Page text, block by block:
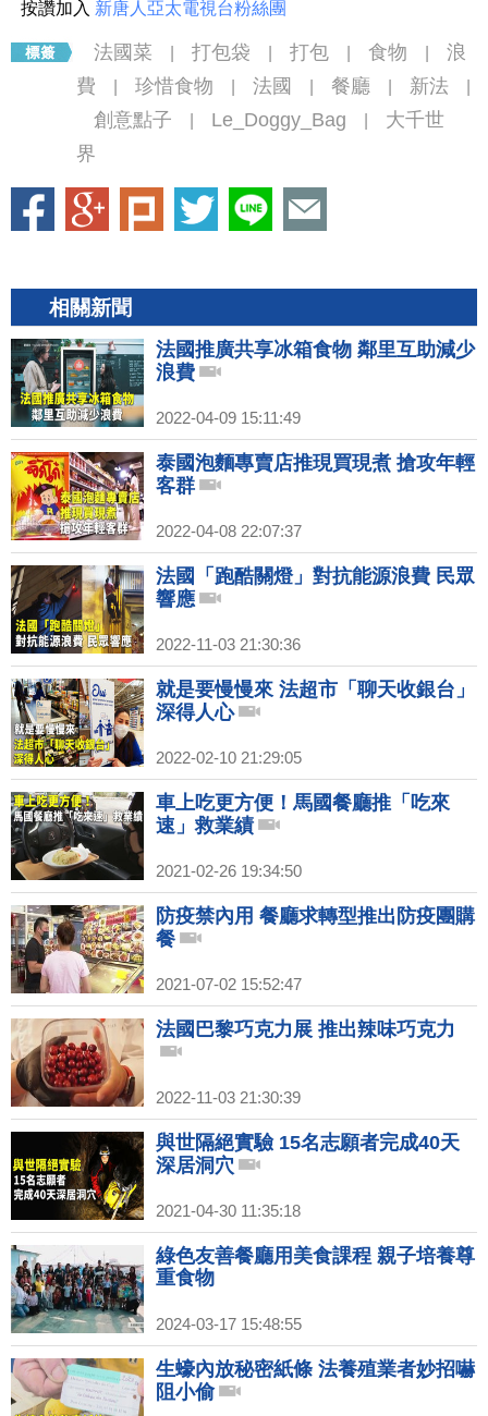
按讚加入 新唐人亞太電視台粉絲團
法國菜 打包袋 打包 食物
浪
費
珍惜食物 法國 餐廳 新法
創意點子 Le_Doggy_Bag
大千世
界
相關新聞
法國推廣共享冰箱食物 鄰里互助減少
浪費
2022-04-09 15:11:49
泰國泡麵專賣店推現買現煮 搶攻年輕
客群
2022-04-08 22:07:37
法國「跑酷關燈」對抗能源浪費 民眾
響應
2022-11-03 21:30:36
就是要慢慢來 法超市「聊天收銀台」
深得人心
2022-02-10 21:29:05
車上吃更方便！馬國餐廳推「吃來
速」救業績
2021-02-26 19:34:50
防疫禁內用 餐廳求轉型推出防疫團購
餐
2021-07-02 15:52:47
法國巴黎巧克力展 推出辣味巧克力
2022-11-03 21:30:39
與世隔絕實驗 15名志願者完成40天
深居洞穴
2021-04-30 11:35:18
綠色友善餐廳用美食課程 親子培養尊
重食物
2024-03-17 15:48:55
生蠔內放秘密紙條 法養殖業者妙招嚇
阻小偷